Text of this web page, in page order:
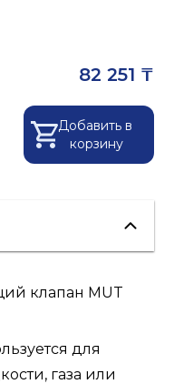
82 251 ₸
Добавить в
корзину
клапан MUT
для
газа или